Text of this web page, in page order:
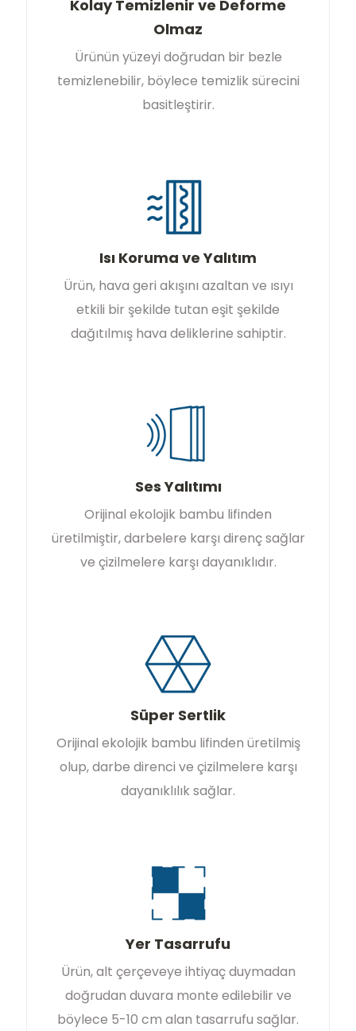
Kolay Temizlenir ve Deforme
Olmaz
Ürünün yüzeyi doğrudan bir bezle
temizlenebilir, böylece temizlik sürecini
basitleştirir.
Isı Koruma ve Yalıtım
Ürün, hava geri akışını azaltan ve ısıyı
etkili bir şekilde tutan eşit şekilde
dağıtılmış hava deliklerine sahiptir.
Ses Yalıtımı
Orijinal ekolojik bambu lifinden
üretilmiştir, darbelere karşı direnç sağlar
ve çizilmelere karşı dayanıklıdır.
Süper Sertlik
Orijinal ekolojik bambu lifinden üretilmiş
olup, darbe direnci ve çizilmelere karşı
dayanıklılık sağlar.
Yer Tasarrufu
Ürün, alt çerçeveye ihtiyaç duymadan
doğrudan duvara monte edilebilir ve
böylece 5-10 cm alan tasarrufu sağlar.